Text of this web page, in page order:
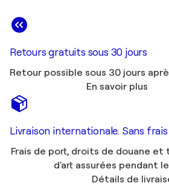
Retours gratuits sous 30 jours
Retour possible sous 30 jours
En savoir plus
Livraison internationale. Sans
Frais de port, droits de douane et
d'art assurées pendant
Détails de